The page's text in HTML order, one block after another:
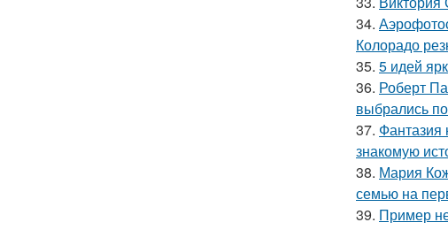
34.
Колорадо
35. 5 идей
36. Роберт
выбрались
37. Фантазия
знакомую
38. Мария
семью на
39. Пример